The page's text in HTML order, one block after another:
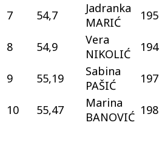
7 54,7
Jadranka
MARIĆ
8 54,9
Vera
NIKOLIĆ
9 55,19
Sabina
PAŠIĆ
10 55,47
Marina
BANOVIĆ